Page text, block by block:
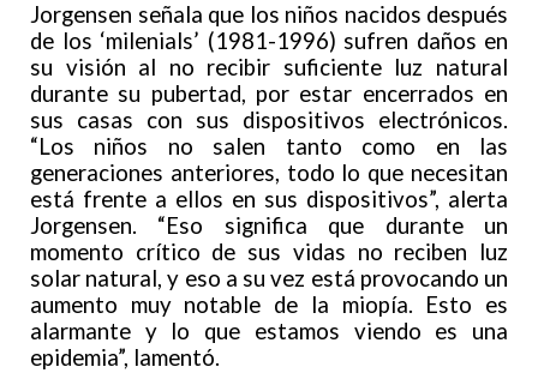
Jorgensen señala que los niños nacidos después
de los ‘milenials’ (1981-1996) sufren daños en
su visión al no recibir suficiente luz natural
durante su pubertad, por estar encerrados en
sus casas con sus dispositivos electrónicos.
“Los niños no salen tanto como en las
generaciones anteriores, todo lo que necesitan
está frente a ellos en sus dispositivos”, alerta
Jorgensen. “Eso significa que durante un
momento crítico de sus vidas no reciben luz
solar natural, y eso a su vez está provocando un
aumento muy notable de la miopía. Esto es
alarmante y lo que estamos viendo es una
epidemia”, lamentó.